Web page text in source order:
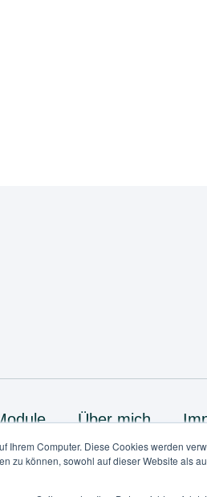
Ihrem Computer. Diese Cookies werden
zu können, sowohl auf dieser Website als
Über mich
Online Kurse